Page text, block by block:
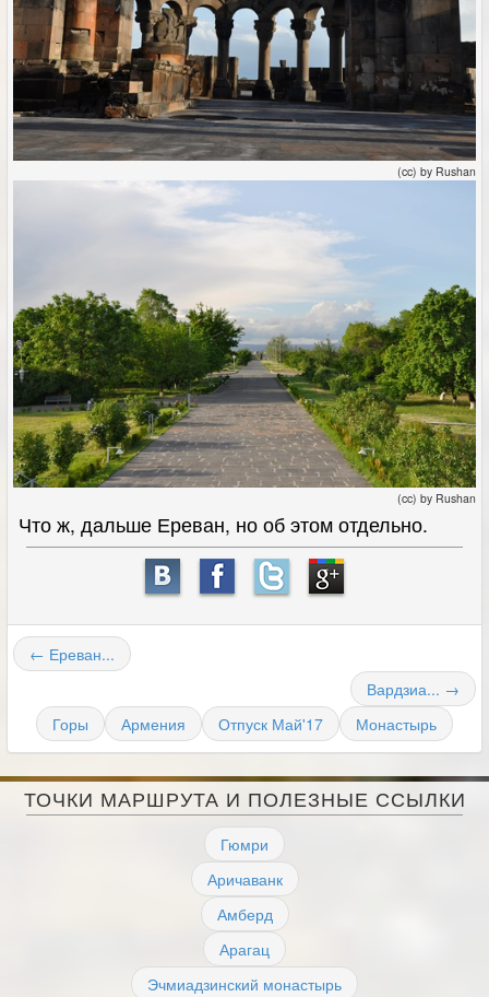
(cc) by Rushan
(cc) by Rushan
Что ж, дальше Ереван, но об этом отдельно.
← Ереван...
Вардзиа... →
Горы
Армения Отпуск Май'17 Монастырь
ТОЧКИ МАРШРУТА И ПОЛЕЗНЫЕ ССЫЛКИ
Гюмри
Аричаванк
Амберд
Арагац
Эчмиадзинский монастырь